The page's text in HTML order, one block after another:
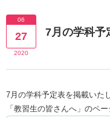
06
27
2020
7月の学科予
7月の学科予定表を掲載いた
「教習生の皆さんへ」のペ